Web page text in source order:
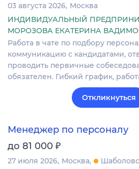
03 августа 2026 Москва
ИНДИВИДУАЛЬНЫЙ
МОРОЗОВА ЕКАТЕРИНА
Работа в чате по подбору
коммуникацию с кандидатами,
проводить первичные
обязателен. Гибкий график,
Откликнуться
Менеджер по персоналу
до 81 000 ₽
27 июля 2026 Москва